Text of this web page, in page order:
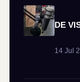
DE
14 Jul